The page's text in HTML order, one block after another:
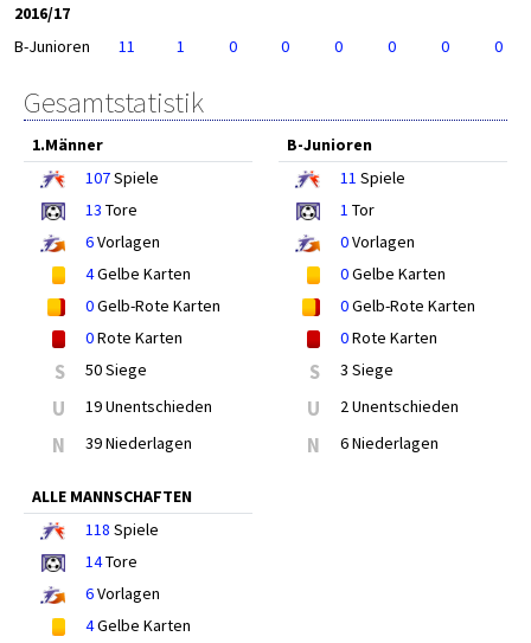
2016/17
B-Junioren
11 1 0 0 0 0 0 0
Gesamtstatistik
1.Männer
107Spiele
13 Tore
6Vorlagen
4Gelbe Karten
0Gelb-Rote Karten
0Rote Karten
S 50 Siege
U 19 Unentschieden
N 39 Niederlagen
B-Junioren
11 Spiele
1 Tor
0Vorlagen
0Gelbe Karten
0Gelb-Rote Karten
0Rote Karten
S 3 Siege
U 2 Unentschieden
N 6 Niederlagen
ALLE MANNSCHAFTEN
118 Spiele
14Tore
6Vorlagen
4Gelbe Karten